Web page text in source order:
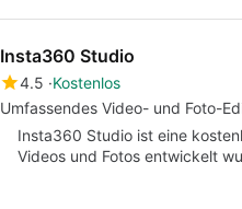
Insta360 Studio
4.5 Kostenlos
Umfassendes Video- und Foto-
Insta360 Studio ist eine
Videos und Fotos entwickelt